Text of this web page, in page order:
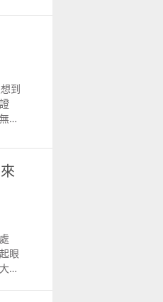
威
尋
原
天
鄰
災
澳
供
持
牌
、
維
們
給
所
環
次
象
要
甚
。
到
）
穿
最
，
父
作
眼
家